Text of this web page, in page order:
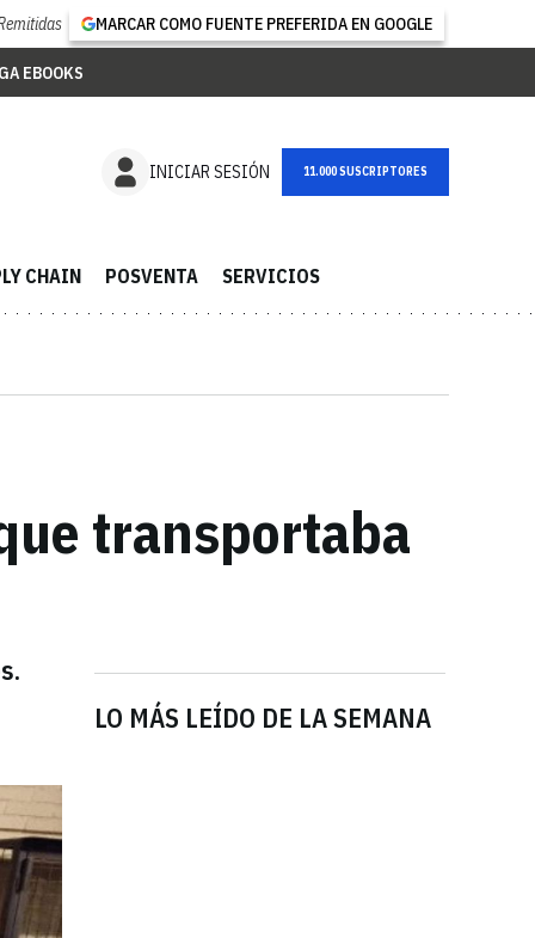
MARCAR COMO FUENTE PREFERIDA EN GOOGLE
EBOOKS
INICIAR SESIÓN NEWSLETTER
CHAIN POSVENTA SERVICIOS
transportaba
LO MÁS LEÍDO DE LA SEMANA